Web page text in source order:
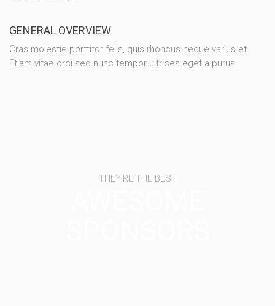
GENERAL OVERVIEW
Cras molestie porttitor felis, quis rhoncus neque varius et.
Etiam vitae orci sed nunc tempor ultrices eget a purus.
THEY'RE THE BEST